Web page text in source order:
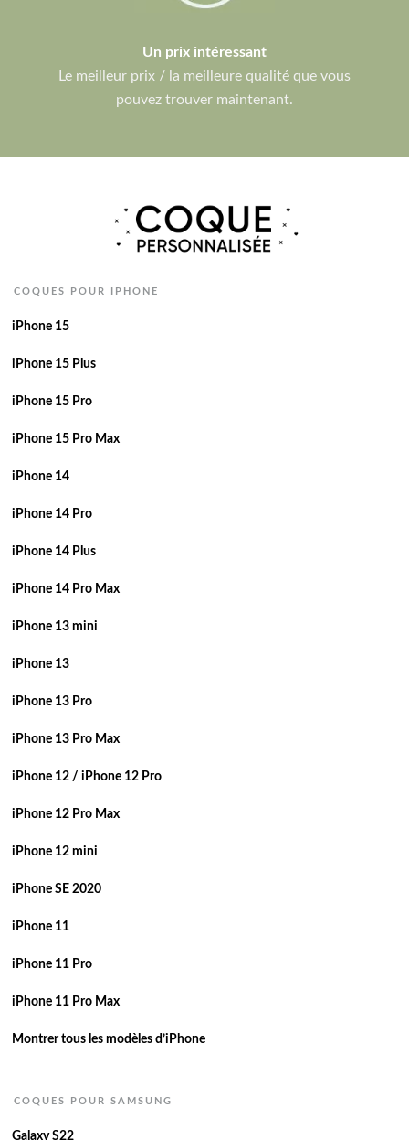
Un prix intéressant
Le meilleur prix / la meilleure qualité que vous
pouvez trouver maintenant.
COQUES POUR IPHONE
iPhone 15
iPhone 15 Plus
iPhone 15 Pro
iPhone 15 Pro Max
iPhone 14
iPhone 14 Pro
iPhone 14 Plus
iPhone 14 Pro Max
iPhone 13 mini
iPhone 13
iPhone 13 Pro
iPhone 13 Pro Max
iPhone 12 / iPhone 12 Pro
iPhone 12 Pro Max
iPhone 12 mini
iPhone SE 2020
iPhone 11
iPhone 11 Pro
iPhone 11 Pro Max
Montrer tous les modèles d’iPhone
COQUES POUR SAMSUNG
Galaxy S22